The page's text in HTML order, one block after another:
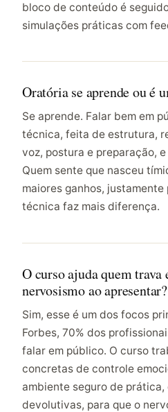
bloco de conteúdo é
simulações práticas com
Oratória se aprende ou é
Se aprende. Falar bem em
técnica, feita de estrutura,
voz, postura e preparação,
Quem sente que nasceu
maiores ganhos,
técnica faz mais diferença.
O curso ajuda quem trava
nervosismo ao apresentar?
Sim, esse é um dos focos
Forbes, 70% dos
falar em público. O curso
concretas de controle
ambiente seguro de prática,
devolutivas, para que o